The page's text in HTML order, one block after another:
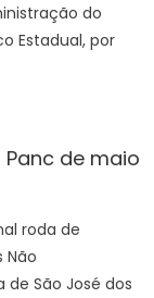
do
Estadual, por
de maio
roda de
Não
São José dos